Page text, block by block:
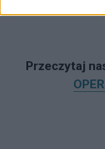
Przeczytaj